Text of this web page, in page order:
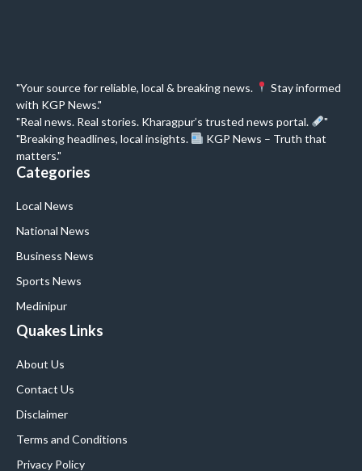
"Your source for reliable, local & breaking news.
Stay informed
with KGP News."
"Real news. Real stories. Kharagpur’s trusted news portal.
"
"Breaking headlines, local insights.
KGP News – Truth that
matters."
Categories
Local News
National News
Business News
Sports News
Medinipur
Quakes Links
About Us
Contact Us
Disclaimer
Terms and Conditions
Privacy Policy